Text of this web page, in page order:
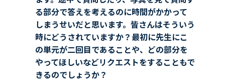
る部分で答えを考えるのに時間がかかって
しまうせいだと思います。皆さんはそういう
時にどうされていますか？最初に先生にこ
の単元が二回目であることや、どの部分を
やってほしいなどリクエストをすることもで
きるのでしょうか？